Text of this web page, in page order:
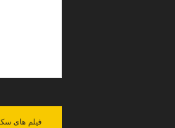
فیلم های